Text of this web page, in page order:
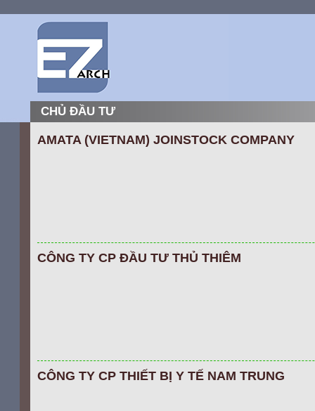
CHỦ ĐẦU TƯ
AMATA (VIETNAM) JOINSTOCK COMPANY
CÔNG TY CP ĐẦU TƯ THỦ THIÊM
CÔNG TY CP THIẾT BỊ Y TẾ NAM TRUNG